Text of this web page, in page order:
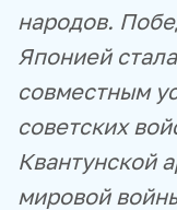
народов.
Японией
совместным
советских
Квантунской
мировой